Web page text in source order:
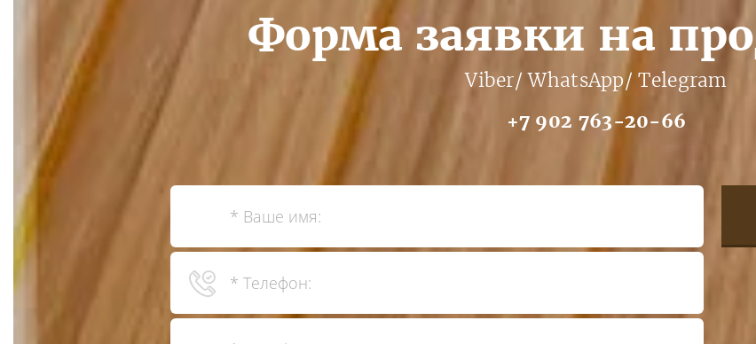
Форма заявки на
Viber/ WhatsApp/ Telegram
+7 902 763-20-66